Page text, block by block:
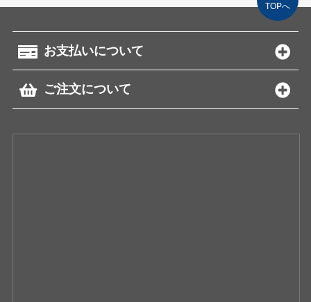
お支払いについて
ご注文について
TOPへ